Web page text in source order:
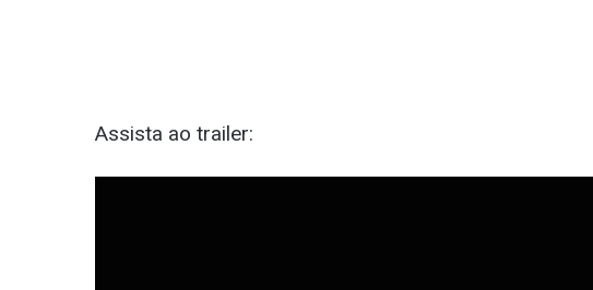
Assista ao trailer: